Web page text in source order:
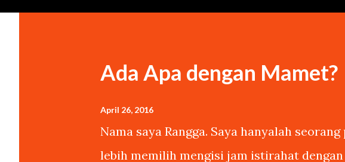
Ada Apa dengan Mamet?
April 26, 2016
Nama saya Rangga. Saya hanyalah
lebih memilih mengisi jam istirahat